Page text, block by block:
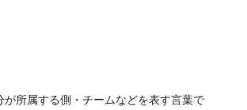
が所属する側・チームなどを表す言葉で